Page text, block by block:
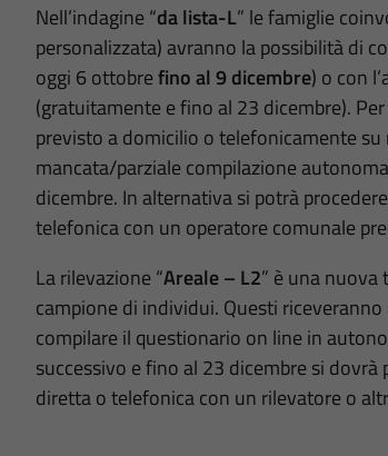
Nell’indagine “da lista-L” le famiglie
personalizzata) avranno la possibilità di
oggi 6 ottobrefino al 9 dicembre) o con
(gratuitamente e fino al 23 dicembre).
previsto a domicilio o telefonicamente
mancata/parziale compilazione
dicembre. In alternativa si potrà
telefonica con un operatore comunale
La rilevazione “Areale – L2” è una
campione di individui. Questi
compilare il questionario on line in
successivo e fino al 23 dicembre si
diretta o telefonica con un rilevatore o